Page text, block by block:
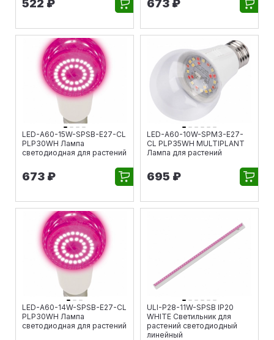
522 ₽ 673 ₽
LED-A60-15W-SPSB-E27-CL
PLP30WH Лампа
светодиодная для растений
673 ₽
LED-A60-10W-SPM3-E27-
CL PLP35WH MULTIPLANT
Лампа для растений
695 ₽
LED-A60-14W-SPSB-E27-CL
PLP30WH Лампа
светодиодная для растений
ULI-P28-11W-SPSB IP20
WHITE Светильник для
растений светодиодный
линейный